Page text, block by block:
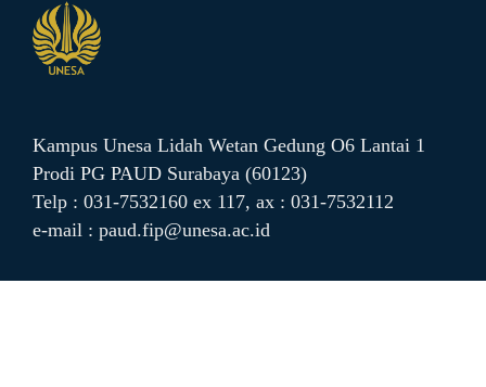
Kampus Unesa Lidah Wetan Gedung O6 Lantai 1
Prodi PG PAUD Surabaya (60123)
Telp : 031-7532160 ex 117, ax : 031-7532112
e-mail : paud.fip@unesa.ac.id